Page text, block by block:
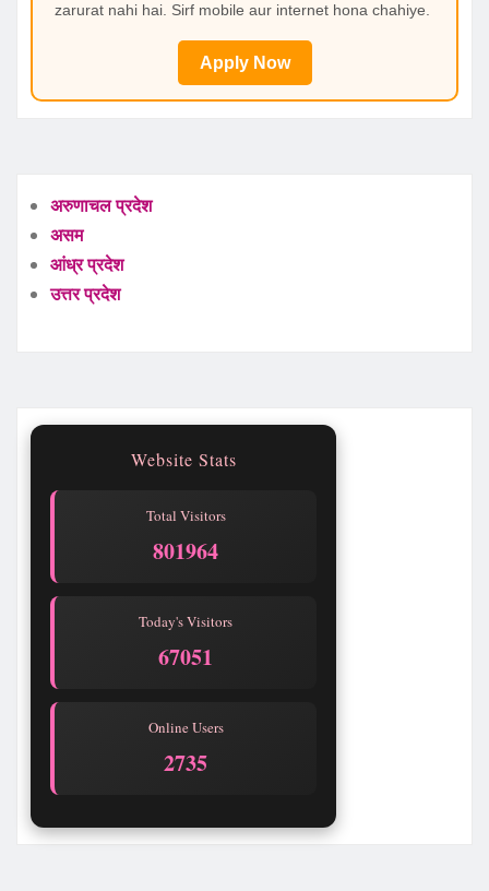
zarurat nahi hai. Sirf mobile aur internet hona chahiye.
Apply Now
अरुणाचल प्रदेश
असम
आंध्र प्रदेश
उत्तर प्रदेश
Website Stats
Total Visitors
801965
Today's Visitors
67052
Online Users
2735